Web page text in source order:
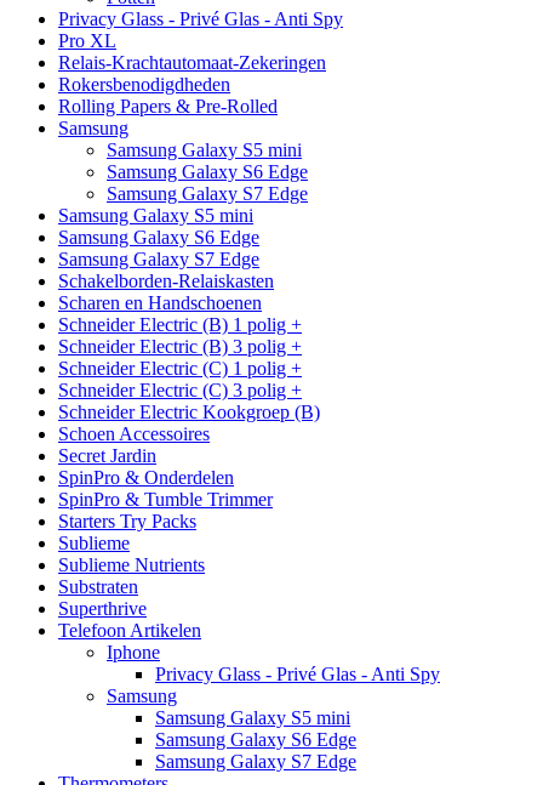
Privacy Glass - Privé Glas - Anti Spy
Pro XL
Relais-Krachtautomaat-Zekeringen
Rokersbenodigdheden
Rolling Papers & Pre-Rolled
Samsung
Samsung Galaxy S5 mini
Samsung Galaxy S6 Edge
Samsung Galaxy S7 Edge
Samsung Galaxy S5 mini
Samsung Galaxy S6 Edge
Samsung Galaxy S7 Edge
Schakelborden-Relaiskasten
Scharen en Handschoenen
Schneider Electric (B) 1 polig +
Schneider Electric (B) 3 polig +
Schneider Electric (C) 1 polig +
Schneider Electric (C) 3 polig +
Schneider Electric Kookgroep (B)
Schoen Accessoires
Secret Jardin
SpinPro & Onderdelen
SpinPro & Tumble Trimmer
Starters Try Packs
Sublieme
Sublieme Nutrients
Substraten
Superthrive
Telefoon Artikelen
Iphone
Privacy Glass - Privé Glas - Anti Spy
Samsung
Samsung Galaxy S5 mini
Samsung Galaxy S6 Edge
Samsung Galaxy S7 Edge